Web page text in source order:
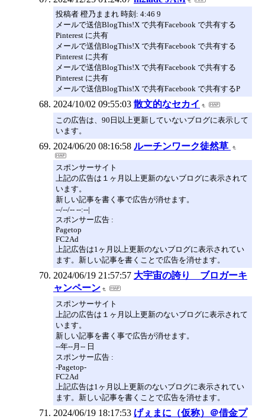
投稿者 橙乃ままれ 時刻: 4:46 9
メールで送信BlogThis!X で共有Facebook で共有する
Pinterest に共有
メールで送信BlogThis!X で共有Facebook で共有する
Pinterest に共有
メールで送信BlogThis!X で共有Facebook で共有する
Pinterest に共有
メールで送信BlogThis!X で共有Facebook で共有するP
2024/10/02 09:55:03 散文的なセカイ
この広告は、90日以上更新していないブログに表示して
います。
2024/06/20 08:16:58 ルーチンワーク徒然草
スポンサーサイト
上記の広告は１ヶ月以上更新のないブログに表示されて
います。
新しい記事を書く事で広告が消せます。
--/--/-- --:--|
スポンサー広告 :
Pagetop
FC2Ad
上記広告は1ヶ月以上更新のないブログに表示されてい
ます。新しい記事を書くことで広告を消せます。
2024/06/19 21:57:57 大宇宙の誇り ブロガーキ
ャンペーン
スポンサーサイト
上記の広告は１ヶ月以上更新のないブログに表示されて
います。
新しい記事を書く事で広告が消せます。
--年--月-- 日
スポンサー広告 :
-Pagetop-
FC2Ad
上記広告は1ヶ月以上更新のないブログに表示されてい
ます。新しい記事を書くことで広告を消せます。
2024/06/19 18:17:53 げぇまに（仮称）＠借金プ